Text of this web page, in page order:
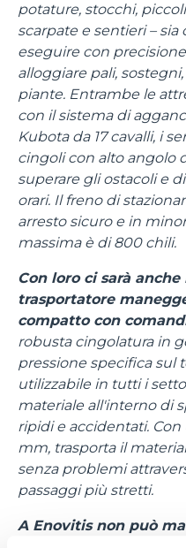
potature, stocchi,
scarpate e sentieri –
eseguire con
alloggiare pali,
piante. Entrambe le
con il sistema di
Kubota da 17 cavalli, i
cingoli con alto angolo
superare gli ostacoli e
orari. Il freno di
arresto sicuro e in
massima è di 800 chili.
Con loro ci sarà
trasportatore
compatto con
robusta cingolatura in
pressione specifica sul
utilizzabile in tutti i
materiale all'interno di
ripidi e accidentati.
mm, trasporta il
senza problemi
passaggi più stretti.
A Enovitis non può